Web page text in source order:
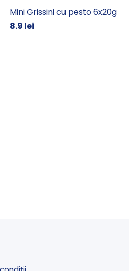
Mini Grissini cu pesto 6x20g
8.9 lei